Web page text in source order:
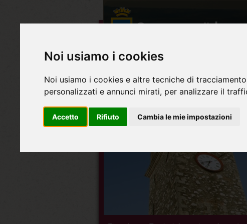
Noi usiamo i cookies
Noi usiamo i cookies e altre tecniche di
personalizzati e annunci mirati, per analizzare il
Accetto Rifiuto Cambia le mie impostazioni